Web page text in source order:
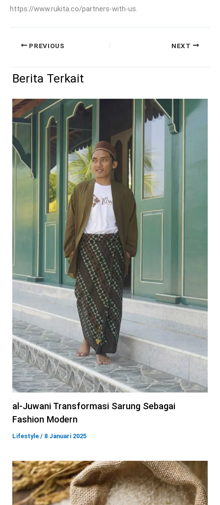
https://www.rukita.co/partners-with-us.
PREVIOUS NEXT
Berita Terkait
al-Juwani Transformasi Sarung Sebagai
Fashion Modern
Lifestyle / 8 Januari 2025